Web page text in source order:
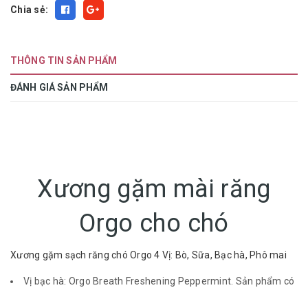
Chia sẻ:
THÔNG TIN SẢN PHẨM
ĐÁNH GIÁ SẢN PHẨM
Xương gặm mài răng
Orgo cho chó
Xương gặm sạch răng chó Orgo 4 Vị: Bò, Sữa, Bạc hà, Phô mai
Vị bạc hà: Orgo Breath Freshening Peppermint. Sản phẩm có